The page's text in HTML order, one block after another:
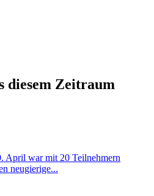
diesem Zeitraum
April war mit 20 Teilnehmern
neugierige...